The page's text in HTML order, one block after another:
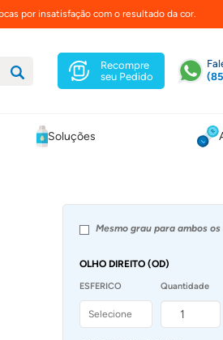
por insatisfação com o resultado da cor.
Recompre
seu Pedido
Soluções
Mesmo grau para ambos os
OLHO DIREITO (OD)
ESFERICO Quantidade